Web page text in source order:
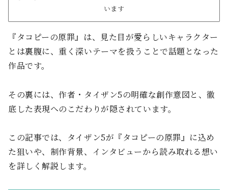
います
『タコピーの原罪』は、見た目が愛らしいキャラクター
とは裏腹に、重く深いテーマを扱うことで話題となった
作品です。
その裏には、作者・タイザン5の明確な創作意図と、徹
底した表現へのこだわりが隠されています。
この記事では、タイザン5が『タコピーの原罪』に込め
た狙いや、制作背景、インタビューから読み取れる想い
を詳しく解説します。